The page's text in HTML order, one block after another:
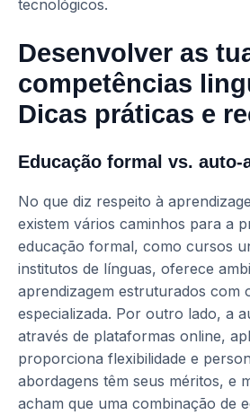
tecnológicos.
Desenvolver as
competências
Dicas práticas e
Educação formal vs. auto-
No que diz respeito à
existem vários caminhos para a
educação formal, como cursos
institutos de línguas, oferece
aprendizagem estruturados com
especializada. Por outro lado, a
através de plataformas online,
proporciona flexibilidade e
abordagens têm seus méritos, e
acham que uma combinação de